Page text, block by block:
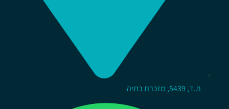
ת.ד, 5439, מזכרת בתיה